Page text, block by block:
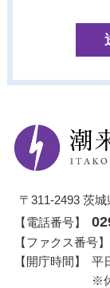
〒311-2493 茨
【電話番号】
【ファクス番号】
【開庁時間】
平
※